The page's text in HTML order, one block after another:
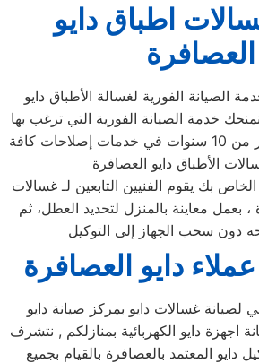
اطباق دايو
العصافرة
الصيانة الفورية لغسالة الأطباق دايو
كما إننا نمتلك خبرة أكثر من 10 سنوات في خدمات إصلاحات كافة
بك يقوم الفنيين التابعين لـ غسالات
، بعمل معاينة بالمنزل لتحديد العطل، ثم
دايو العصافرة
لصيانة غسالات دايو بمركز صيانة دايو
اجهزة دايو الكهربائية بمنازلكم , نتشرف
دايو المعتمد بالعصافرة بالقيام بجميع